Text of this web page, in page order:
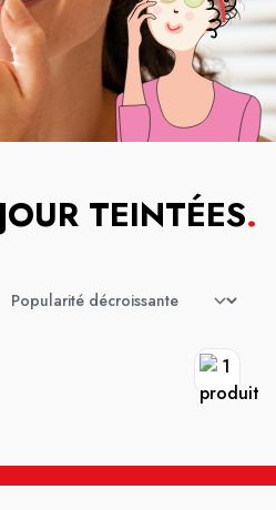
TEINTÉES.